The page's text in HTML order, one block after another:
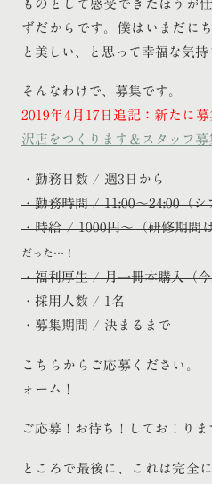
ものとして感受できたほうが
ずだからです。僕はいまだに
と美しい、と思って幸福な気持
そんなわけで、募集です。
2019年4月17日追記：新たに
沢店をつくります＆スタッフ
・勤務日数 / 週3日から
・勤務時間 / 11:00〜24:00（シ
・時給 / 1000円〜（研修期間
だった…！
・福利厚生 / 月一冊本購入（
・採用人数 / 1名
・募集期間 / 決まるまで
こちらからご応募ください。
ォーム！
ご応募！お待ち！してお！りま
ところで最後に、これは完全